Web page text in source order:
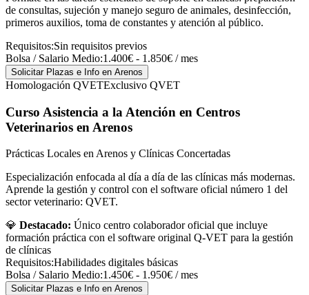
de consultas, sujeción y manejo seguro de animales, desinfección,
primeros auxilios, toma de constantes y atención al público.
Requisitos:Sin requisitos previos
Bolsa / Salario Medio:1.400€ - 1.850€ / mes
Solicitar Plazas e Info en Arenos
Homologación QVETExclusivo QVET
Curso Asistencia a la Atención en Centros
Veterinarios en Arenos
Prácticas Locales en Arenos y Clínicas Concertadas
Especialización enfocada al día a día de las clínicas más modernas.
Aprende la gestión y control con el software oficial número 1 del
sector veterinario: QVET.
💎 Destacado: Único centro colaborador oficial que incluye
formación práctica con el software original Q-VET para la gestión
de clínicas
Requisitos:Habilidades digitales básicas
Bolsa / Salario Medio:1.450€ - 1.950€ / mes
Solicitar Plazas e Info en Arenos